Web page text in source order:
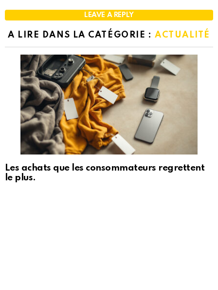
LEAVE A REPLY
A LIRE DANS LA CATÉGORIE : ACTUALITÉ
Les achats que les consommateurs regrettent
le plus.